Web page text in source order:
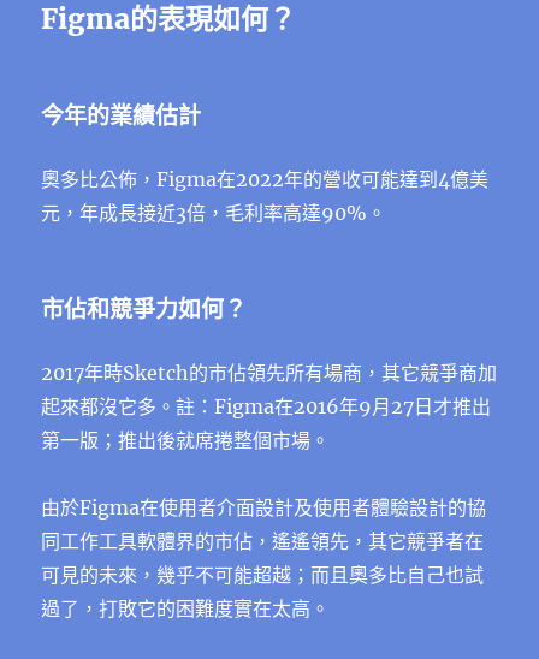
Figma的表現如何？
今年的業績估計
奧多比公佈，Figma在2022年的營收可能達到4億美
元，年成長接近3倍，毛利率高達90%。
市佔和競爭力如何？
2017年時Sketch的市佔領先所有場商，其它競爭商加
起來都沒它多。註：Figma在2016年9月27日才推出
第一版；推出後就席捲整個市場。
由於Figma在使用者介面設計及使用者體驗設計的協
同工作工具軟體界的市佔，遙遙領先，其它競爭者在
可見的未來，幾乎不可能超越；而且奧多比自己也試
過了，打敗它的困難度實在太高。